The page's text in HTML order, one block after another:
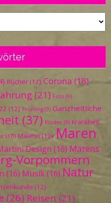
Bücher (12) Corona (18)
(21) Foto (9)
(12) Frühling (9) Ganzheitliche
(37) Kinder (9) Krankheit
(10) Malerei (12) Maren
Design (16) Marens
Vorpommern
(16) Musik(16) Natur
(12)
(26) Reisen (21)